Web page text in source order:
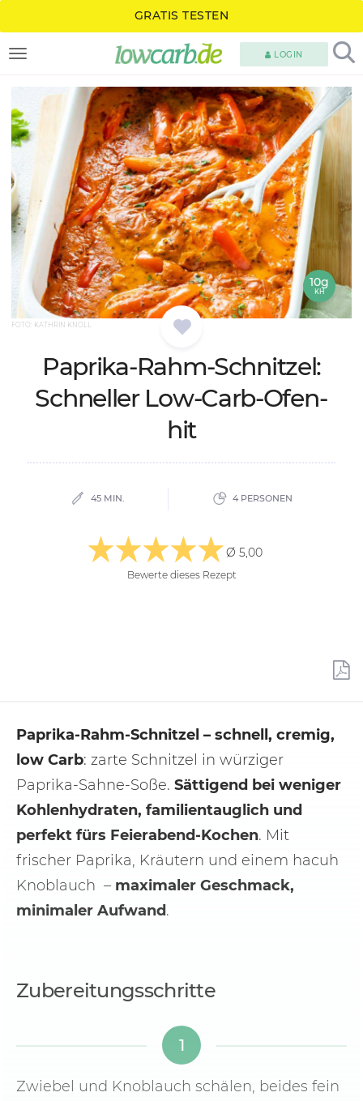
GRATIS TESTEN
TOGGLE NAVIGATION LOGIN
FOTO: KATHRIN KNOLL
10g
KH
Pa­pri­ka-Rahm-Schnit­zel:
Schnel­ler Low-Carb-Ofen­
hit
45 MIN. 4 PERSONEN
Ø 5,00
Bewerte dieses Rezept
Paprika-Rahm-Schnitzel – schnell, cremig,
low Carb: zarte Schnitzel in würziger
Paprika-Sahne-Soße. Sättigend bei weniger
Kohlenhydraten, familientauglich und
perfekt fürs Feierabend‑Kochen. Mit
frischer Paprika, Kräutern und einem hacuh
Knoblauch – maximaler Geschmack,
minimaler Aufwand.
Zubereitungsschritte
1
Zwiebel und Knoblauch schälen, beides fein